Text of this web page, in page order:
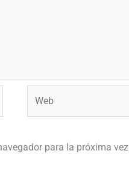
para la próxima vez